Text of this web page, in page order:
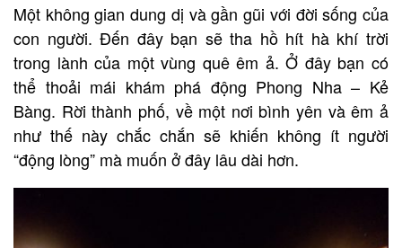
Một không gian dung dị và gần gũi với đời sống của
con người. Đến đây bạn sẽ tha hồ hít hà khí trời
trong lành của một vùng quê êm ả. Ở đây bạn có
thể thoải mái khám phá động Phong Nha – Kẻ
Bàng. Rời thành phố, về một nơi bình yên và êm ả
như thế này chắc chắn sẽ khiến không ít người
“động lòng” mà muốn ở đây lâu dài hơn.